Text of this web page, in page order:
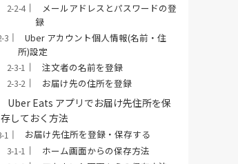
メールアドレスとパスワードの登
録
Uber アカウント個人情報(名前・住
所)設定
注文者の名前を登録
お届け先の住所を登録
Uber Eats アプリでお届け先住所を保
存しておく方法
お届け先住所を登録・保存する
ホーム画面からの保存方法